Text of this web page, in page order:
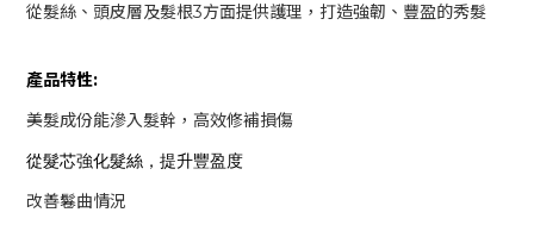
從髮絲、頭皮層及髮根3方面提供護理，打造強韌、豐盈的秀髮
產品特性:
美髮成份能滲入髮幹，高效修補損傷
從髮芯強化髮絲，提升豐盈度
改善鬈曲情況